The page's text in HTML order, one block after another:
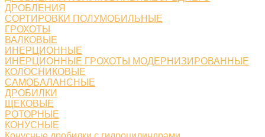
ДРОБЛЕНИЯ
СОРТИРОВКИ ПОЛУМОБИЛЬНЫЕ
ГРОХОТЫ
ВАЛКОВЫЕ
ИНЕРЦИОННЫЕ
ИНЕРЦИОННЫЕ ГРОХОТЫ МОДЕРНИЗИРОВАННЫЕ
КОЛОСНИКОВЫЕ
САМОБАЛАНСНЫЕ
ДРОБИЛКИ
ЩЕКОВЫЕ
РОТОРНЫЕ
КОНУСНЫЕ